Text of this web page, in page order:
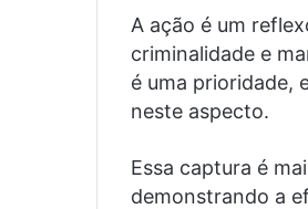
A ação é um
criminalidade e
é uma prioridade,
neste aspecto.
Essa captura é
demonstrando a